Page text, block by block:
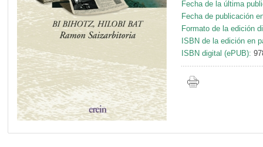
Fecha de la última
Fecha de publicación
Formato de la edición
ISBN de la edición en
ISBN digital (ePUB):